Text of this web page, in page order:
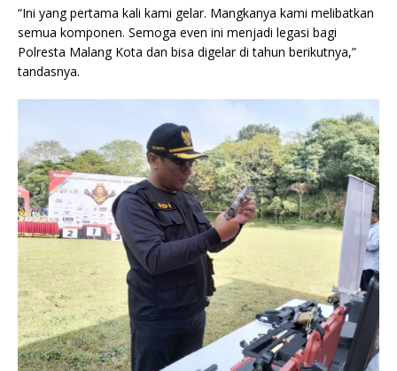
“Ini yang pertama kali kami gelar. Mangkanya kami melibatkan
semua komponen. Semoga even ini menjadi legasi bagi
Polresta Malang Kota dan bisa digelar di tahun berikutnya,”
tandasnya.